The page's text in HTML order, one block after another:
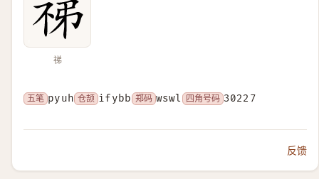
祶
五笔 pyuh 仓颉 ifybb 郑码 wswl 四角号码 30227
反馈